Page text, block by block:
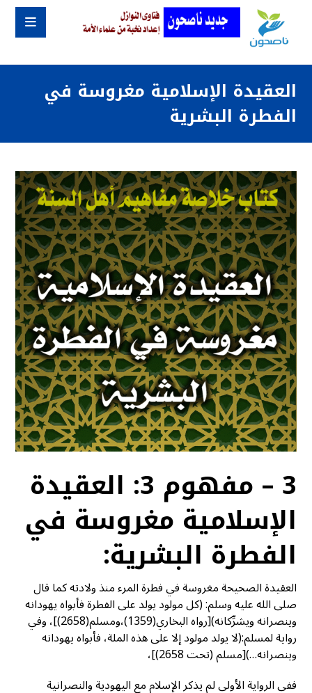
العقيدة الإسلامية مغروسة في
الفطرة البشرية
3 – مفهوم 3: العقيدة
الإسلامية مغروسة في
الفطرة البشرية:
العقيدة الصحيحة مغروسة في فطرة المرء منذ ولادته كما قال
صلى الله عليه وسلم: (كل مولود يولد على الفطرة فأبواه يهودانه
وينصرانه ويشرِّكانه)[رواه البخاري(1359)،ومسلم(2658)]، وفي
رواية لمسلم:(لا يولد مولود إلا على هذه الملة، فأبواه يهودانه
وينصرانه…)[مسلم (تحت 2658)]،
ففي الرواية الأولى لم يذكر الإسلام مع اليهودية والنصرانية